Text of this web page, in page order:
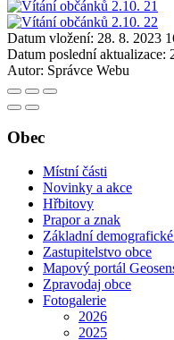
Datum vložení: 28. 8. 2023
Datum poslední aktualizace:
Autor: Správce Webu
Obec
Místní části
Novinky a akce
Hřbitovy
Prapor a znak
Základní
Zastupitelstvo obce
Mapový portál
Zpravodaj obce
Fotogalerie
2026
2025